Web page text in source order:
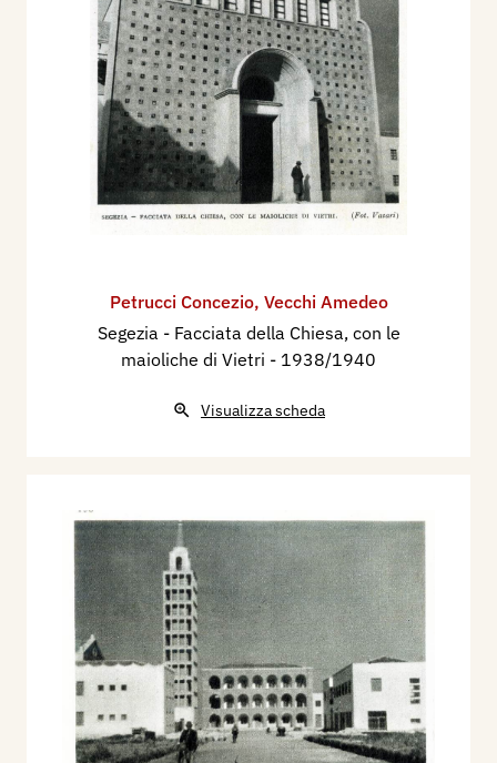
Petrucci Concezio, Vecchi Amedeo
Segezia - Facciata della Chiesa, con le
maioliche di Vietri - 1938/1940
Visualizza scheda